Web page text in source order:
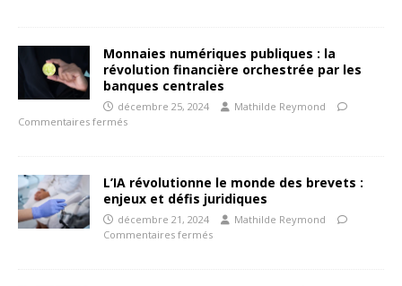
Monnaies numériques publiques : la
révolution financière orchestrée par les
banques centrales
décembre 25, 2024
Mathilde Reymond
Commentaires fermés
L’IA révolutionne le monde des brevets :
enjeux et défis juridiques
décembre 21, 2024
Mathilde Reymond
Commentaires fermés